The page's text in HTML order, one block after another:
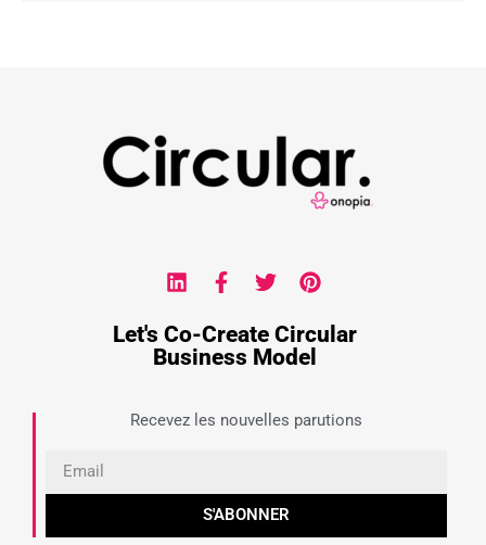
Let's Co-Create Circular
Business Model
Recevez les nouvelles parutions
S'ABONNER